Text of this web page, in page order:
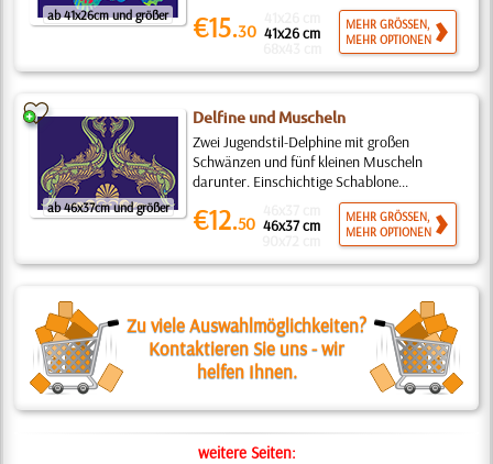
ab 41x26cm und größer €15.30 41x26 cm
MEHR GRÖSSEN,
MEHR OPTIONEN
ab 46x37cm und größer
Delfine und Muscheln
Zwei Jugendstil-Delphine mit großen
Schwänzen und fünf kleinen Muscheln
darunter. Einschichtige Schablone...
€12.50 46x37 cm
MEHR GRÖSSEN,
MEHR OPTIONEN
Zu viele Auswahlmöglichkeiten?
Kontaktieren Sie uns - wir
helfen Ihnen.
weitere Seiten: